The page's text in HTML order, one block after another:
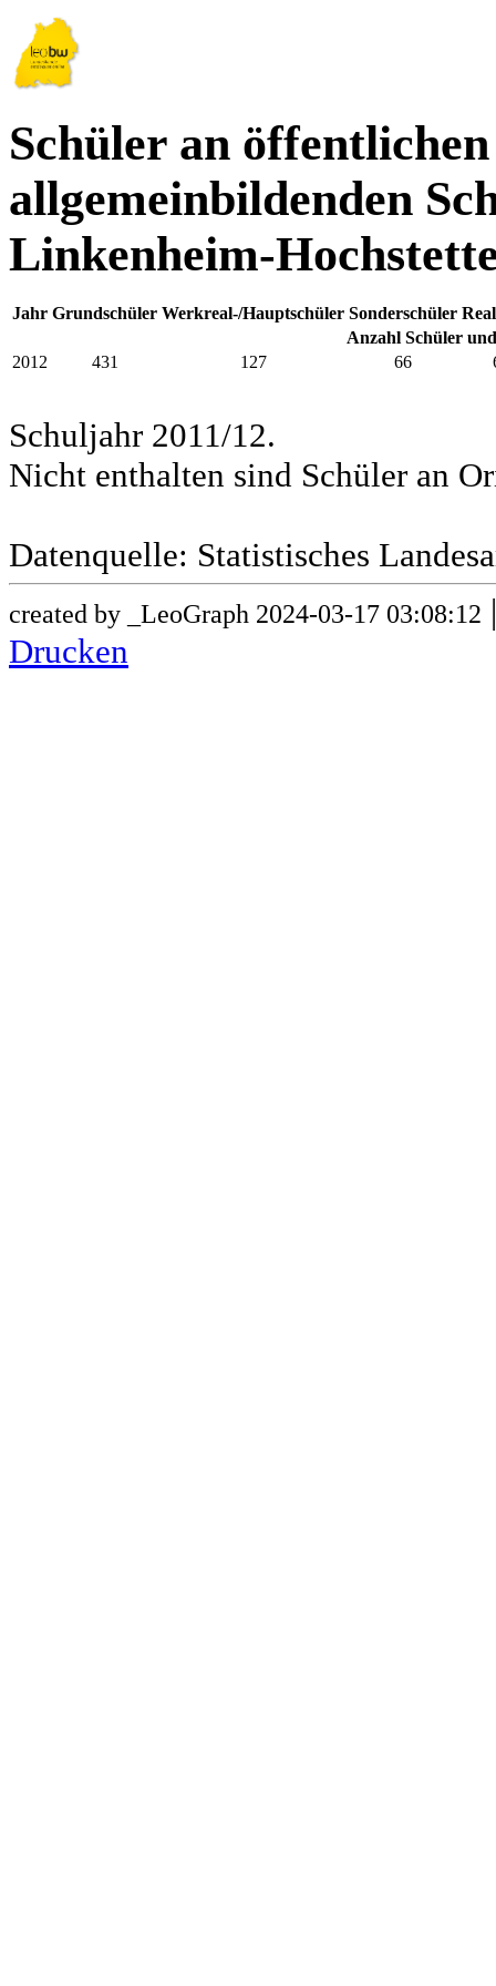
Schüler an
allgemeinbildenden
Linkenheim-
Jahr Grundschüler Werkreal-/Hauptschüler Sonderschüler
Anzahl Schüler
2012
431 127 66
Schuljahr 2011/12.
Nicht enthalten sind Schüler an
Datenquelle: Statistisches
created by _LeoGraph 2024-03-17 03:08:12
Drucken